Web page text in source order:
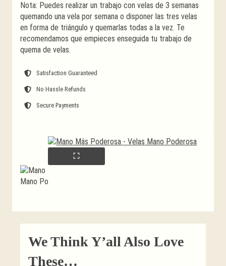
Nota: Puedes realizar un trabajo con velas de 3 semanas
quemando una vela por semana o disponer las tres velas
en forma de triángulo y quemarlas todas a la vez. Te
recomendamos que empieces enseguida tu trabajo de
quema de velas.
Satisfaction Guaranteed
No Hassle Refunds
Secure Payments
We Think Y’all Also Love
These…